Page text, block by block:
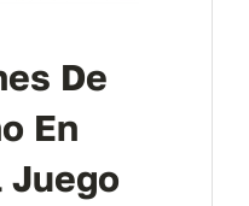
De
En
Juego